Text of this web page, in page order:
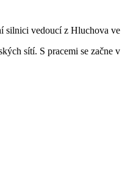
silnici vedoucí z Hluchova
sítí. S pracemi se začne